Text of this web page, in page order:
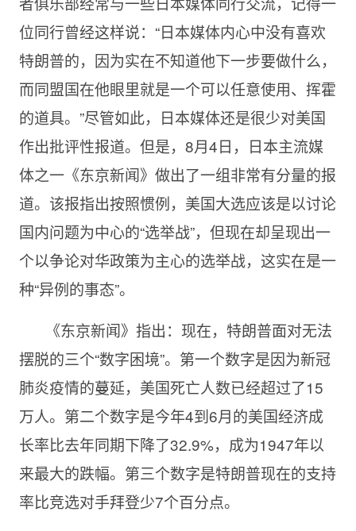
位同行曾经这样说：“日本媒体内心中没有喜欢
特朗普的，因为实在不知道他下一步要做什么，
而同盟国在他眼里就是一个可以任意使用、挥霍
的道具。”尽管如此，日本媒体还是很少对美国
作出批评性报道。但是， 8月4日，日本主流媒
体之一《东京新闻》做出了一组非常有分量的报
道。该报指出按照惯例，美国大选应该是以讨论
国内问题为中心的“选举战”，但现在却呈现出一
个以争论对华政策为主心的选举战，这实在是一
种“异例的事态”。
《东京新闻》指出：现在，特朗普面对无法
摆脱的三个“数字困境”。第一个数字是因为新冠
肺炎疫情的蔓延，美国死亡人数已经超过了15
万人。第二个数字是今年4到6月的美国经济成
长率比去年同期下降了32.9%，成为1947年以
来最大的跌幅。第三个数字是特朗普现在的支持
率比竞选对手拜登少7个百分点。